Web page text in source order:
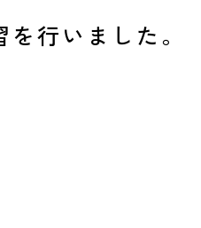
行いました。